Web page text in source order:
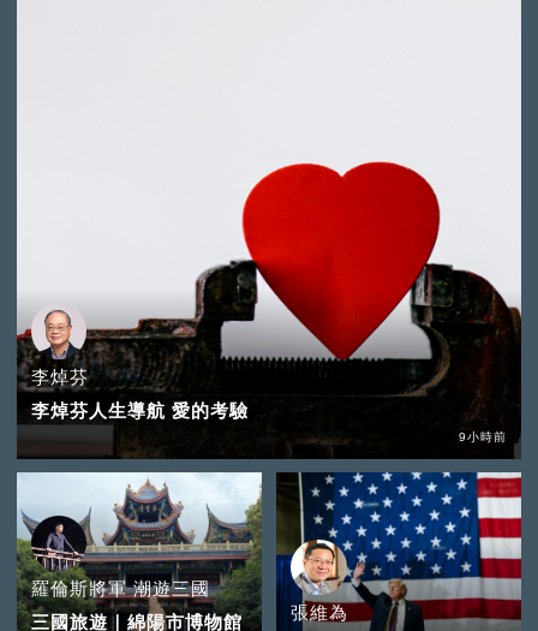
李焯芬
李焯芬人生導航 愛的考驗
9小時前
羅倫斯將軍 潮遊三國
三國旅遊｜綿陽市博物館
張維為